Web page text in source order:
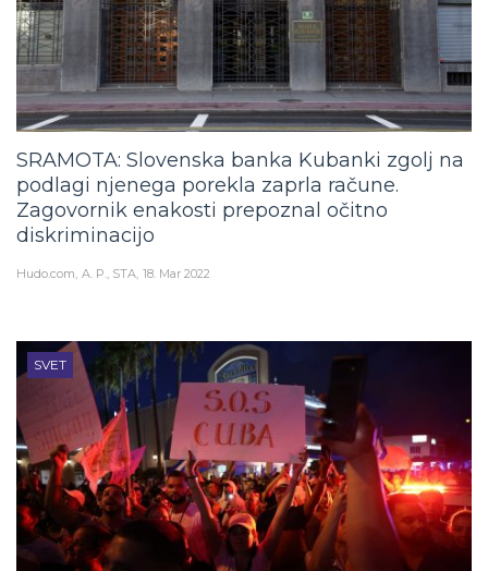
SRAMOTA: Slovenska banka Kubanki zgolj na
podlagi njenega porekla zaprla račune.
Zagovornik enakosti prepoznal očitno
diskriminacijo
Hudo.com A. P., STA 18. Mar 2022
SVET